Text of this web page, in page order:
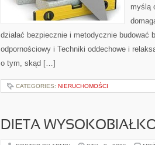
myślą
działać bezpiecznie i metodycznie budować
odpornościowy i Techniki oddechowe i
o tym, skąd […]
CATEGORIES: NIERUCHOMOŚCI
DIETA